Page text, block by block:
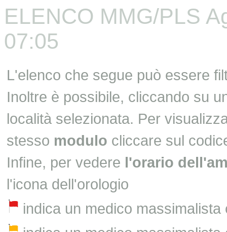
ELENCO MMG/PLS
07:05
L'elenco che segue può essere
Inoltre è possibile, cliccando su
località selezionata. Per
stesso modulo cliccare sul
Infine, per vedere l'orario
l'icona dell'orologio
indica un medico